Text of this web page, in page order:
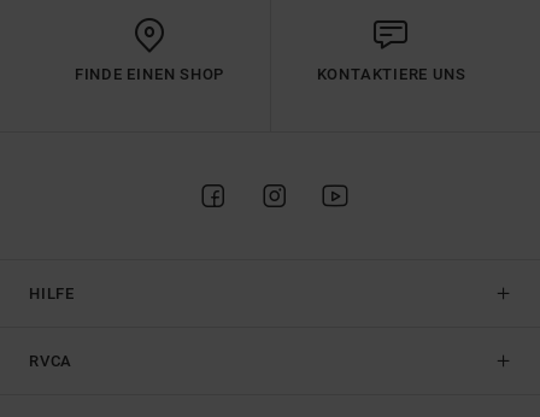
FINDE EINEN SHOP KONTAKTIERE UNS
HILFE
RVCA